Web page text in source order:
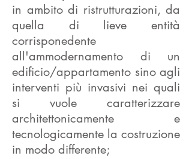
in ambito di ristrutturazioni, da
quella di lieve entità
corrisponedente
all'ammodernamento di un
edificio/appartamento sino agli
interventi più invasivi nei quali
si vuole caratterizzare
architettonicamente e
tecnologicamente la costruzione
in modo differente;